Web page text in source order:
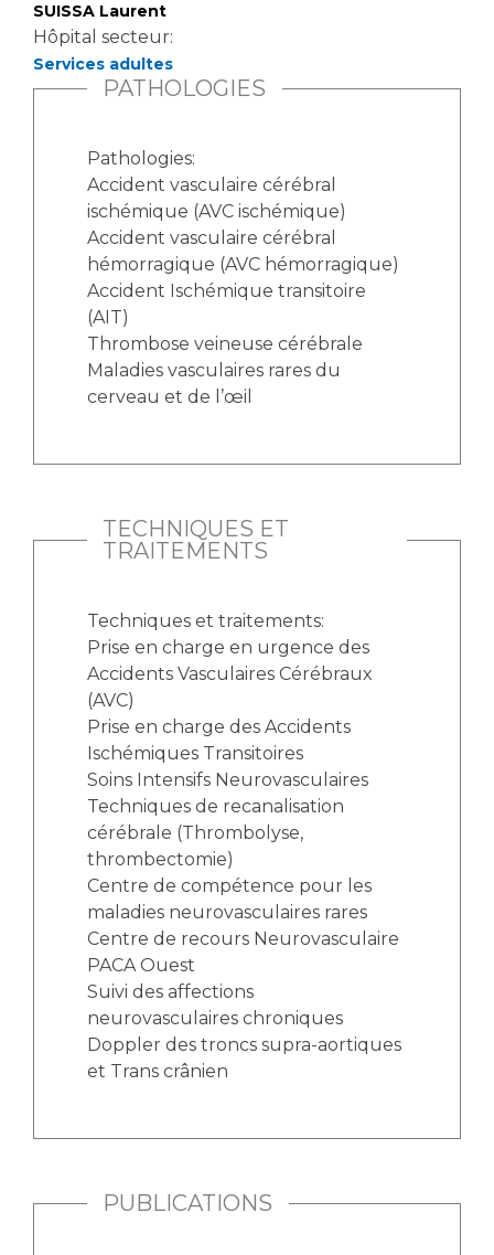
SUISSA Laurent
Hôpital secteur:
Services adultes
PATHOLOGIES
Pathologies:
Accident vasculaire cérébral
ischémique (AVC ischémique)
Accident vasculaire cérébral
hémorragique (AVC hémorragique)
Accident Ischémique transitoire
(AIT)
Thrombose veineuse cérébrale
Maladies vasculaires rares du
cerveau et de l’œil
TECHNIQUES ET
TRAITEMENTS
Techniques et traitements:
Prise en charge en urgence des
Accidents Vasculaires Cérébraux
(AVC)
Prise en charge des Accidents
Ischémiques Transitoires
Soins Intensifs Neurovasculaires
Techniques de recanalisation
cérébrale (Thrombolyse,
thrombectomie)
Centre de compétence pour les
maladies neurovasculaires rares
Centre de recours Neurovasculaire
PACA Ouest
Suivi des affections
neurovasculaires chroniques
Doppler des troncs supra-aortiques
et Trans crânien
PUBLICATIONS